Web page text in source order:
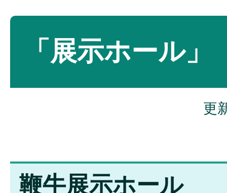
「展示ホール」
更
鞭牛展示ホール